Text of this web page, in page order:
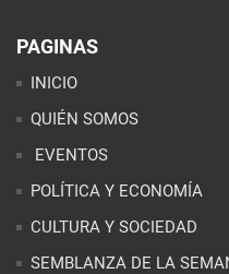
PAGINAS
INICIO
QUIÉN SOMOS
EVENTOS
POLÍTICA Y ECONOMÍA
CULTURA Y SOCIEDAD
SEMBLANZA DE LA